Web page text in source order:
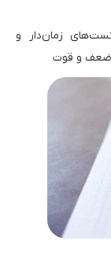
زمان‌دار و
ضعف و قوت